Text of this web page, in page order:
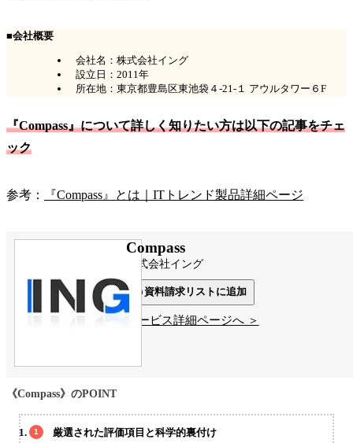
■会社概要
会社名：株式会社イング
設立日：2011年
所在地：東京都豊島区東池袋４-21-１ アウルタワー６F
『Compass』について詳しく知りたい方は以下の記事をチェ
ック
参考： 『Compass』とは｜ITトレンド製品詳細ページ
Compass
株式会社イング
資料請求リストに追加
サービス詳細ページへ ＞
《Compass》のPOINT
厳選された評価項目と科学的裏付け